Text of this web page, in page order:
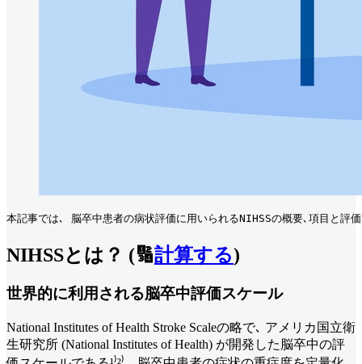
本記事では､ 脳卒中患者の病状評価に用いられるNIHSSの概要､項目と
NIHSSとは？ (🔢計算する)
世界的に利用される脳卒中評価スケール
National Institutes of Health Stroke Scaleの略で､ アメリカ国立衛
生研究所 (National Institutes of Health) が開発した脳卒中の評